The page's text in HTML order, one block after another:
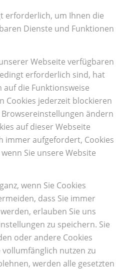
erforderlich, um Ihnen die
Dienste und Funktionen
Webseite verfügbaren
erforderlich sind, hat
die Funktionsweise
Cookies jederzeit blockieren
ändern
auf dieser Webseite
immer aufgefordert, Cookies
Sie unsere Website
wenn Sie Cookies
dass Sie immer
erlauben Sie uns
zu speichern. Sie
oder andere Cookies
nutzen zu
werden alle gesetzten